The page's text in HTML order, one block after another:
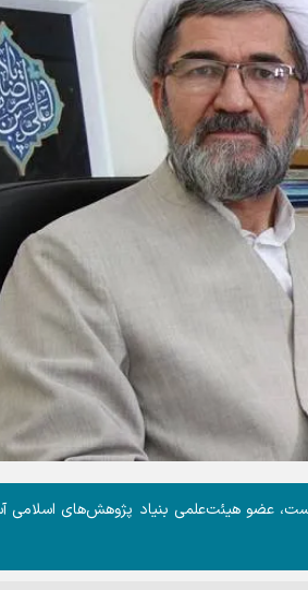
عضو هیئت‌علمی بنیاد پژوهش‌های اسلامی